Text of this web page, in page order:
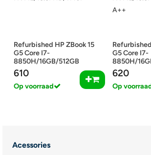
Refurbished HP ZBook 15
G5 Core I7-
8850H/16GB/512GB
NVME/15.6FHD/W10P
610
Op voorraad
G5 Core I7-
8850H/
NVME/
Grade A++
620
Op
Acessories